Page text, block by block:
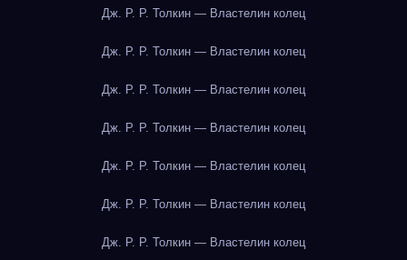
Дж. Р. Р. Толкин — Властелин колец
Дж. Р. Р. Толкин — Властелин колец
Дж. Р. Р. Толкин — Властелин колец
Дж. Р. Р. Толкин — Властелин колец
Дж. Р. Р. Толкин — Властелин колец
Дж. Р. Р. Толкин — Властелин колец
Дж. Р. Р. Толкин — Властелин колец